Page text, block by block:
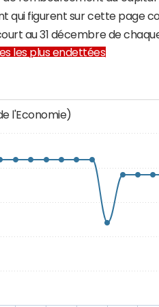
qui figurent sur cette page
au 31 décembre de
les plus endettées
l'Economie)